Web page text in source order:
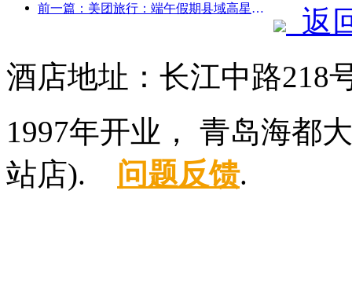
前一篇：美团旅行：端午假期县域高星酒店预订火热，亲子家庭成主力
返
酒店地址：长江中路218
1997年开业， 青岛海都
站店). 问题反馈.